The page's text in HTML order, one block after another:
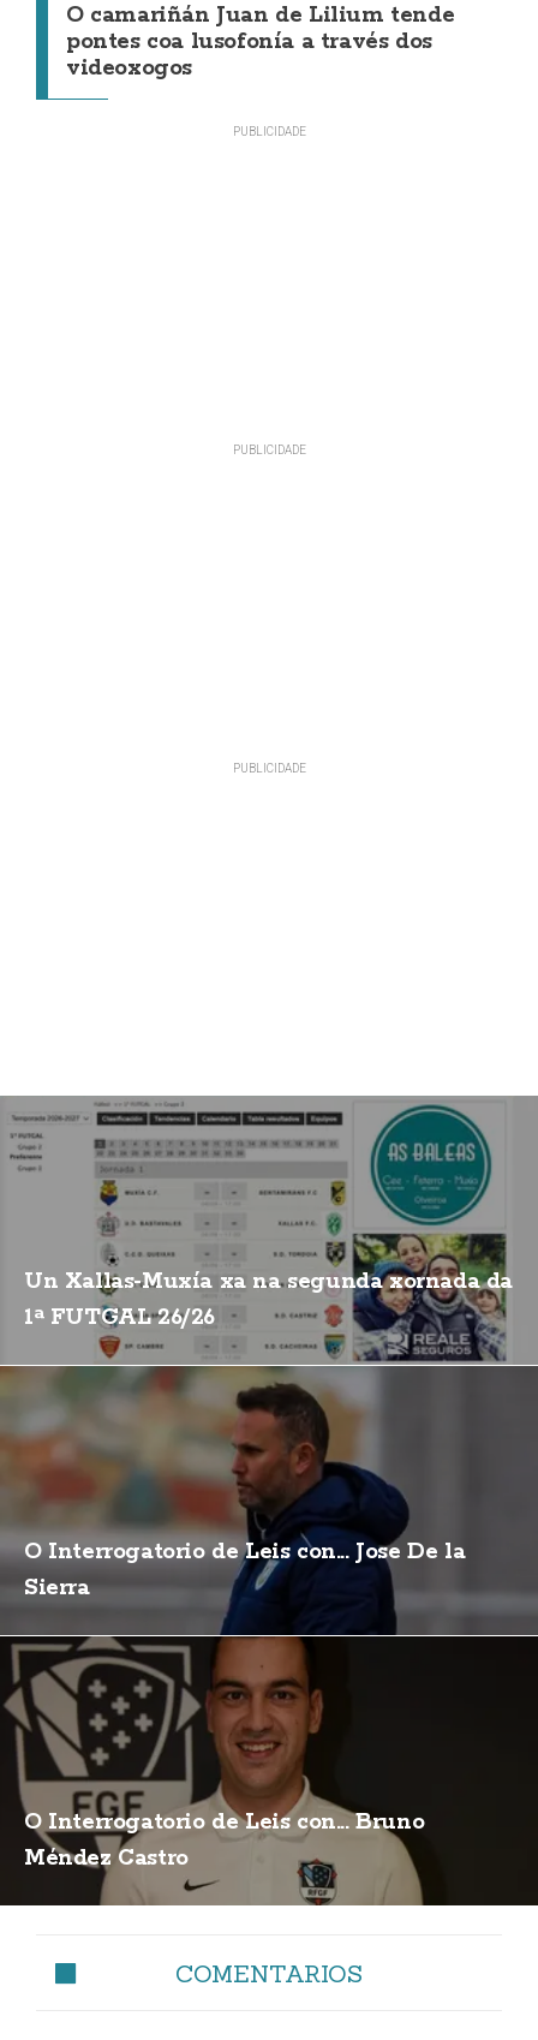
O camariñán Juan de Lilium tende
pontes coa lusofonía a través dos
videoxogos
Un Xallas-Muxía xa na segunda xornada da
1ª FUTGAL 26/26
O Interrogatorio de Leis con... Jose De la
Sierra
O Interrogatorio de Leis con... Bruno
Méndez Castro
COMENTARIOS